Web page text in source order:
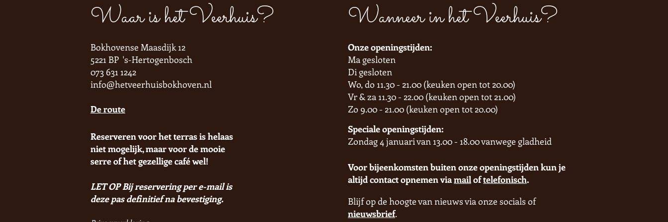
Waar is het Veerhuis? Wanneer in het Veerhuis?
Bokhovense Maasdijk 12
5221 BP 's-Hertogenbosch
073 631 1242
info@hetveerhuisbokhoven.nl
De route
Reserveren voor het terras is helaas
niet mogelijk, maar voor de mooie
serre of het gezellige café wel!
LET OP Bij reservering per e-mail is
deze pas definitief na bevestiging.
Onze openingstijden:
Ma gesloten
Di gesloten
Wo, do 11.30 - 21.00 (keuken open tot 20.00)
Vr & za 11.30 - 22.00 (keuken open tot 21.00)
Zo 9.00 - 21.00 (keuken open tot 20.00)
Speciale openingstijden:
Zondag 4januari van 13.00 - 18.00 vanwege gladheid
Voor bijeenkomsten buiten onze openingstijden kun je
altijd contact opnemen viamailoftelefonisch.
Blijf op de hoogte van nieuws via onze socials of
nieuwsbrief.